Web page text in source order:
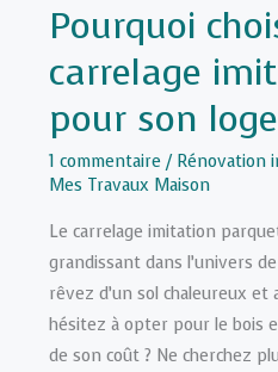
Pourquoi
carrelage
pour son
1 commentaire / Rénovation
Mes Travaux Maison
Le carrelage imitation
grandissant dans l’univers
rêvez d’un sol chaleureux
hésitez à opter pour le bois
de son coût ? Ne cherchez